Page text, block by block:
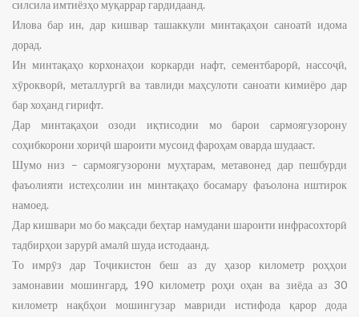
силсила имтиёзҳо муқаррар гардидаанд.
Илова бар ин, дар кишвар ташаккули минтақаҳои саноатӣ идома
дорад.
Ин минтақаҳо корхонаҳои коркарди нафт, сементбарорӣ, нассоҷӣ,
хӯрокворӣ, металлургӣ ва тавлиди маҳсулоти саноати кимиёро дар
бар хоҳанд гирифт.
Дар минтақаҳои озоди иқтисодии мо барои сармоягузорону
соҳибкорони хориҷӣ шароити мусоид фароҳам оварда шудааст.
Шумо низ – сармоягузорони муҳтарам, метавонед дар пешбурди
фаъолияти истеҳсолии ин минтақаҳо босамару фаъолона иштирок
намоед.
Дар кишвари мо бо мақсади беҳтар намудани шароити инфрасохторӣ
тадбирҳои зарурӣ амалӣ шуда истодаанд.
То имрӯз дар Тоҷикистон беш аз ду ҳазор километр роҳҳои
замонавии мошингард, 190 километр роҳи оҳан ва зиёда аз 30
километр нақбҳои мошингузар мавриди истифода қарор дода